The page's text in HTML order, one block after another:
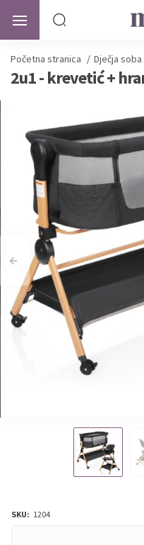
Početna stranica / Dječja soba
2u1 - krevetić +
SKU: 1204